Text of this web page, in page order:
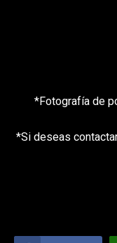
*Fotografía de
*Si deseas